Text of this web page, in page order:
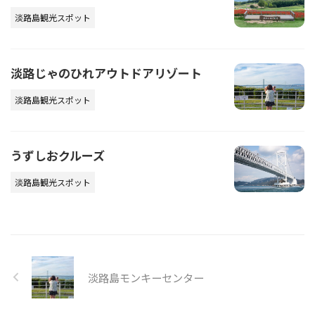
淡路島観光スポット
淡路じゃのひれアウトドアリゾート
淡路島観光スポット
うずしおクルーズ
淡路島観光スポット
淡路島モンキーセンター